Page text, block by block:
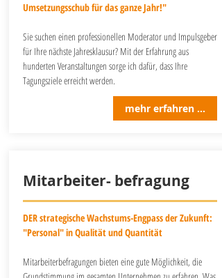
Umsetzungsschub für das ganze Jahr!"
Sie suchen einen professionellen Moderator und Impulsgeber
für Ihre nächste Jahresklausur? Mit der Erfahrung aus
hunderten Veranstaltungen sorge ich dafür, dass Ihre
Tagungsziele erreicht werden.
mehr erfahren ...
Mitarbeiter- befragung
DER strategische Wachstums-Engpass der Zukunft:
"Personal" in Qualität und Quantität
Mitarbeiterbefragungen bieten eine gute Möglichkeit, die